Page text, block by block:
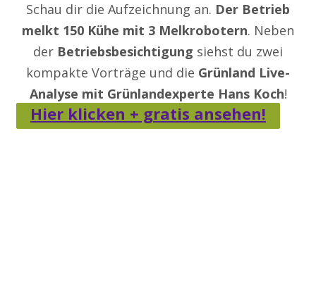
Schau dir die Aufzeichnung an. Der Betrieb
melkt 150 Kühe mit 3 Melkrobotern. Neben
der Betriebsbesichtigung siehst du zwei
kompakte Vorträge und die Grünland Live-
Analyse mit Grünlandexperte Hans Koch!
Hier klicken + gratis ansehen!